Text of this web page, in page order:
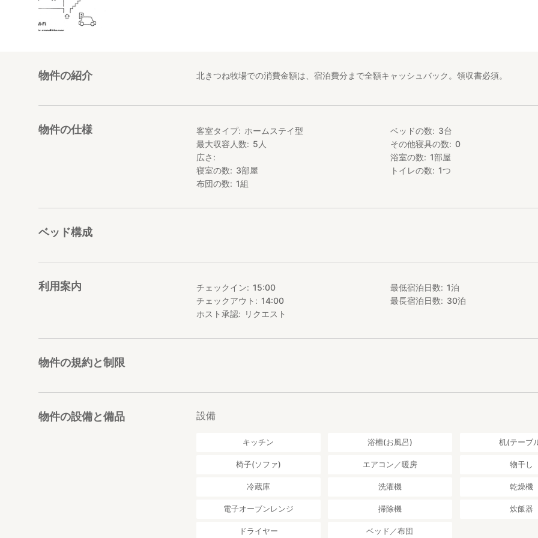
物件の紹介 北きつね牧場での消費金額は、宿泊費分まで全額キャッシュバック。領収書必須。
物件の仕様 客室タイプ
ホームステイ型
最大収容人数
5 人
広さ
寝室の数
3部屋
布団の数
1組
ベッドの数 3台
その他寝具の数
0
浴室の数
1部屋
トイレの数
1つ
ベッド構成
利用案内 チェックイン
15:00
チェックアウト
14:00
ホスト承認
リクエスト
最低宿泊日数 1泊
最長宿泊日数
30泊
物件の規約と制限
物件の設備と備品 設備
キッチン 浴槽(お風呂) 机(テーブ
椅子(ソファ) エアコン／暖房 物干し
冷蔵庫 洗濯機 乾燥機
電子オーブンレンジ 掃除機 炊飯器
ドライヤー ベッド／布団